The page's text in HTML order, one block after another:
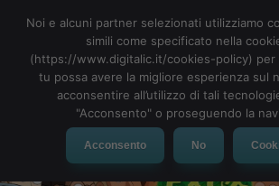
MENU
Noi e alcuni partner selezionati utilizziamo
simili come specificato nella
(https://www.digitalic.it/cookies-policy) per
tu possa avere la migliore esperienza sul
acconsentire all’utilizzo di tali
"Acconsento" o proseguendo la
Acconsento No